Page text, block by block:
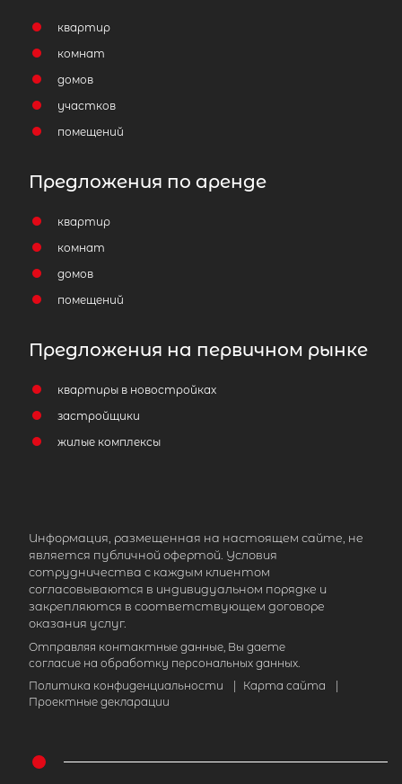
квартир
комнат
домов
участков
помещений
Предложения по аренде
квартир
комнат
домов
помещений
Предложения на первичном рынке
квартиры в новостройках
застройщики
жилые комплексы
Информация, размещенная на настоящем сайте, не
является публичной офертой. Условия
сотрудничества с каждым клиентом
согласовываются в индивидуальном порядке и
закрепляются в соответствующем договоре
оказания услуг.
Отправляя контактные данные, Вы даете
согласие на обработку персональных данных.
Политика конфиденциальности
Карта сайта
Проектные декларации